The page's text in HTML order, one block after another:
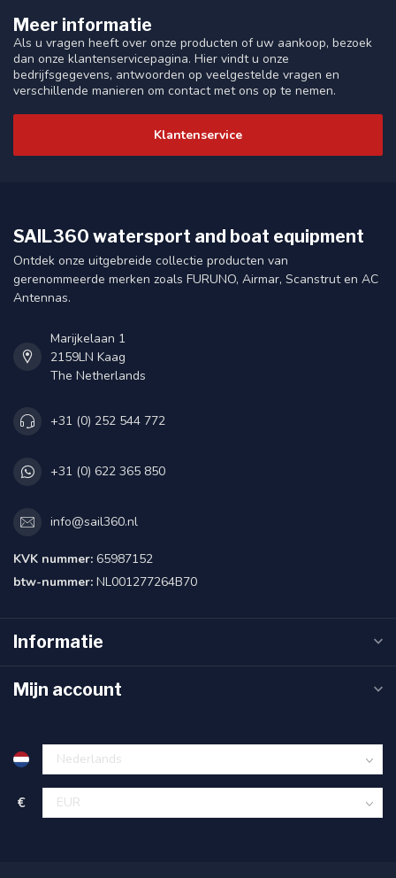
Meer informatie
Als u vragen heeft over onze producten of uw aankoop, bezoek
dan onze klantenservicepagina. Hier vindt u onze
bedrijfsgegevens, antwoorden op veelgestelde vragen en
verschillende manieren om contact met ons op te nemen.
Klantenservice
SAIL360 watersport and boat equipment
Ontdek onze uitgebreide collectie producten van
gerenommeerde merken zoals FURUNO, Airmar, Scanstrut en AC
Antennas.
Marijkelaan 1
2159LN Kaag
The Netherlands
+31 (0) 252 544 772
+31 (0) 622 365 850
info@sail360.nl
KVK nummer: 65987152
btw-nummer: NL001277264B70
Informatie
Mijn account
€